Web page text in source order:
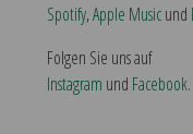
Spotify,Apple Musicund
Folgen Sie uns auf
Instagram und Facebook.